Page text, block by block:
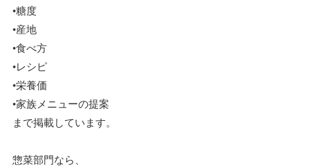
•糖度
•産地
•食べ方
•レシピ
•栄養価
•家族メニューの提案
まで掲載しています。
惣菜部門なら、